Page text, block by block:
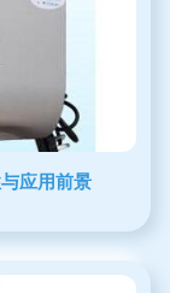
应用前景